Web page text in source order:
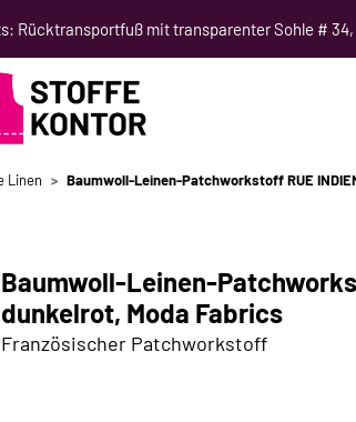
Rücktransportfuß mit transparenter Sohle # 34,
NÄHKURSE
Linen Baumwoll-Leinen-Patchworkstoff RUE
Baumwoll-Leinen-
dunkelrot, Moda Fabrics
Französischer Patchworkstoff